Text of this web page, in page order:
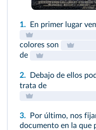
1.
En primer lugar
colores son
de
2. Debajo de ellos
trata de
3.
Por último, nos
documento en la que